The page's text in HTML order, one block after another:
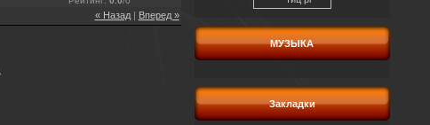
« Назад| Вперед »
МУЗЫКА
Закладки